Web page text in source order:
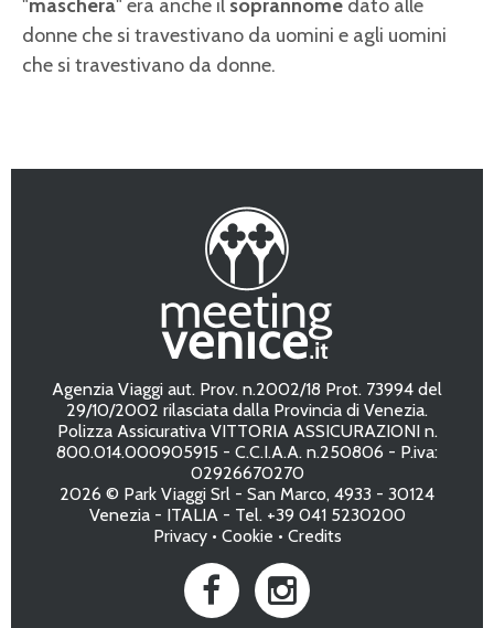
"maschera" era anche il soprannome dato alle
donne che si travestivano da uomini e agli uomini
che si travestivano da donne.
Agenzia Viaggi aut. Prov. n.2002/18 Prot. 73994 del
29/10/2002 rilasciata dalla Provincia di Venezia.
Polizza Assicurativa VITTORIA ASSICURAZIONI n.
800.014.000905915 - C.C.I.A.A. n.250806 - P.iva:
02926670270
2026 © Park Viaggi Srl - San Marco, 4933 - 30124
Venezia - ITALIA - Tel. +39 041 5230200
Privacy• Cookie • Credits